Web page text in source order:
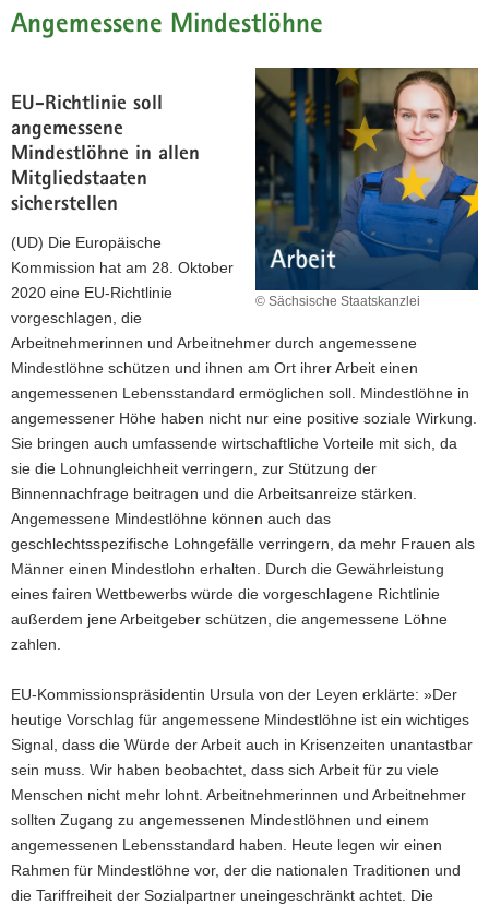
a
g
a
t
i
o
Angemessene Mindestlöhne
© Sächsische Staatskanzlei
EU-Richtlinie soll
angemessene
Mindestlöhne in allen
Mitgliedstaaten
sicherstellen
(UD) Die Europäische
Kommission hat am 28. Oktober
2020 eine EU-Richtlinie
vorgeschlagen, die
Arbeitnehmerinnen und Arbeitnehmer durch angemessene
Mindestlöhne schützen und ihnen am Ort ihrer Arbeit einen
angemessenen Lebensstandard ermöglichen soll. Mindestlöhne in
angemessener Höhe haben nicht nur eine positive soziale Wirkung.
Sie bringen auch umfassende wirtschaftliche Vorteile mit sich, da
sie die Lohnungleichheit verringern, zur Stützung der
Binnennachfrage beitragen und die Arbeitsanreize stärken.
Angemessene Mindestlöhne können auch das
geschlechtsspezifische Lohngefälle verringern, da mehr Frauen als
Männer einen Mindestlohn erhalten. Durch die Gewährleistung
eines fairen Wettbewerbs würde die vorgeschlagene Richtlinie
außerdem jene Arbeitgeber schützen, die angemessene Löhne
zahlen.
EU-Kommissionspräsidentin Ursula von der Leyen erklärte: »Der
heutige Vorschlag für angemessene Mindestlöhne ist ein wichtiges
Signal, dass die Würde der Arbeit auch in Krisenzeiten unantastbar
sein muss. Wir haben beobachtet, dass sich Arbeit für zu viele
Menschen nicht mehr lohnt. Arbeitnehmerinnen und Arbeitnehmer
sollten Zugang zu angemessenen Mindestlöhnen und einem
angemessenen Lebensstandard haben. Heute legen wir einen
Rahmen für Mindestlöhne vor, der die nationalen Traditionen und
die Tariffreiheit der Sozialpartner uneingeschränkt achtet. Die